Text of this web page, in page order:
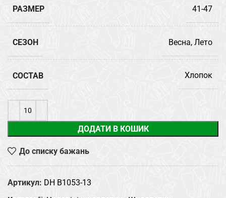
РАЗМЕР 41-47
СЕЗОН Весна, Лето
СОСТАВ Хлопок
ДОДАТИ В КОШИК
До списку бажань
Артикул: DH B1053-13